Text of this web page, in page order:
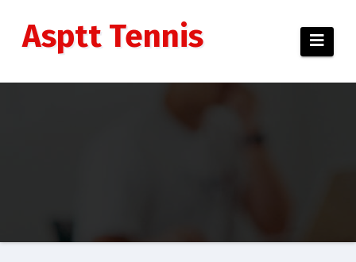
contenuAsptt Tennis